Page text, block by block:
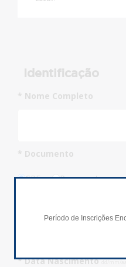
Identificação
* Nome Completo
* Documento
CPF Passaporte
* Data Nascimento dd/mm/
Período de Inscrições